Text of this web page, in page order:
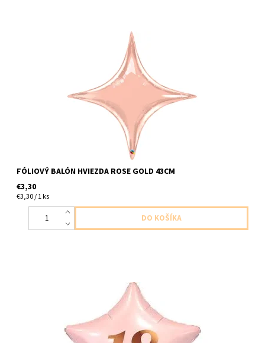
foliovy balon v tvare hviezdy ruzovo zlata 1ks v baleni velkost
43cm dodavame nenafukany, nefukat heliom nevzniesla by sa
FÓLIOVÝ BALÓN HVIEZDA ROSE GOLD 43CM
€3,30
€3,30 / 1 ks
foliovy balon v tvare hviezdy ruzovy s cislom 18 ruzovo zlatym
1ks v baleni velkost 44cm dodavame nenafukany